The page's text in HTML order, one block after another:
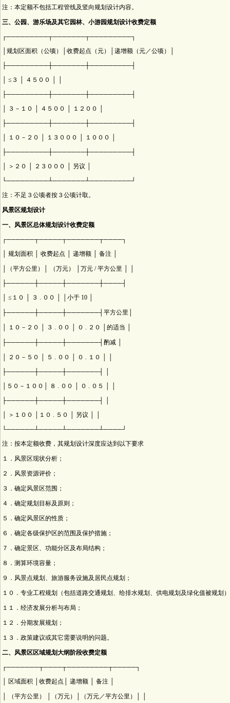
注：本定额不包括工程管线及竖向规划设计内容。
三、公园、游乐场及其它园林、小游园规划设计收费定额
┌─────────┬───────┬─────────┐
│规划区面积（公顷）│收费起点（元）│递增额（元／公顷）│
├─────────┼───────┼─────────┤
│ ≤３ │ ４５００ │ │
├─────────┼───────┼─────────┤
│ ３－１０ │ ４５００ │ １２００ │
├─────────┼───────┼─────────┤
│ １０－２０ │ １３０００ │ １０００ │
├─────────┼───────┼─────────┤
│ ＞２０ │ ２３０００ │ 另议 │
└─────────┴───────┴─────────┘
注：不足３公顷者按３公顷计取。
风景区规划设计
一、风景区总体规划设计收费定额
┌──────┬─────┬───────┬────┐
│ 规划面积 │ 收费起点 │ 递增额 │ 备注 │
│（平方公里）│ （万元） │万元 / 平方公里 │ │
├──────┼─────┼───────┼────┤
│ ≤１０ │ ３ . ００ │ │小于 10 │
├──────┼─────┼───────┤平方公里│
│ １０－２０ │ ３ . ００ │ ０ . ２０ │的适当 │
├──────┼─────┼───────┤酌减 │
│ ２０－５０ │ ５ . ００ │ ０ . １０ │ │
├──────┼─────┼───────┤ │
│５０－１００│ ８ . ００ │ ０ . ０５ │ │
├──────┼─────┼───────┤ │
│ ＞１００ │１０ . ５０ │ 另议 │ │
└──────┴─────┴───────┴────┘
注：按本定额收费，其规划设计深度应达到以下要求
１．风景区现状分析；
２．风景资源评价；
３．确定风景区范围；
４．确定规划目标及原则；
５．确定风景区的性质；
６．确定各级保护区的范围及保护措施；
７．确定景区、功能分区及布局结构；
８．测算环境容量；
９．风景点规划、旅游服务设施及居民点规划；
１０．专业工程规划（包括道路交通规划、给排水规划、供电规划及绿化值被规划
１１．经济发展分析与布局；
１２．分期发展规划；
１３．政策建议或其它需要说明的问题。
二、风景区区域规划大纲阶段收费定额
┌───────┬────┬─────────┬─────┐
│ 区域面积 │收费起点│ 递增额 │ 备注 │
│ （平方公里） │（万元）│（万元／平方公里）│ │